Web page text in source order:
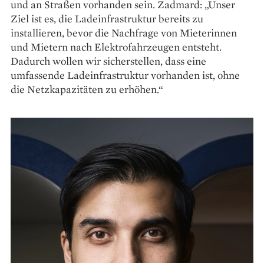
und an Straßen vorhanden sein. Zadmard: „Unser
Ziel ist es, die Lade­infrastruktur bereits zu
installieren, bevor die Nachfrage von Mieterinnen
und Mietern nach Elektro­fahrzeugen entsteht.
Dadurch wollen wir sicherstellen, dass eine
umfassende Ladeinfrastruktur ­vorhanden ist, ohne
die Netzkapazitäten zu erhöhen.“